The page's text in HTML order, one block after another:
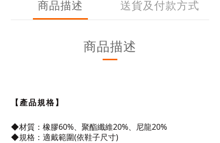
商品描述 送貨及付款方式
商品描述
【產品規格】
◆材質：橡膠60%、聚酯纖維20%、尼龍20%
◆規格：適戴範圍(依鞋子尺寸)